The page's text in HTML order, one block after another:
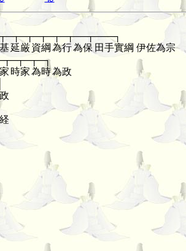
延厳資綱 為行為保 田手實綱 伊佐為宗
時家為時為政